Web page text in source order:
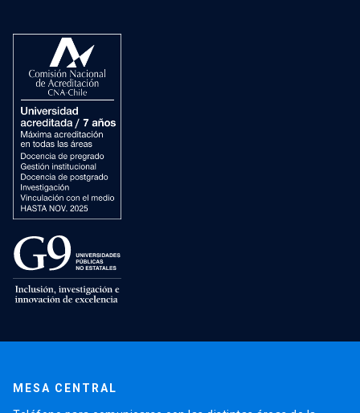
MESA CENTRAL